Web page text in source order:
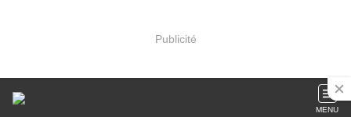
Publicité
MENU